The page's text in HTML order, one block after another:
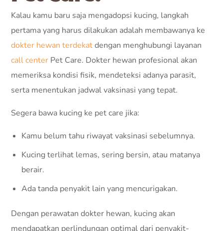
Kalau kamu baru saja mengadopsi kucing, langkah
pertama yang harus dilakukan adalah membawanya ke
dokter hewan terdekatdengan menghubungi layanan
call center Pet Care. Dokter hewan profesional akan
memeriksa kondisi fisik, mendeteksi adanya parasit,
serta menentukan jadwal vaksinasi yang tepat.
Segera bawa kucing ke pet care jika:
Kamu belum tahu riwayat vaksinasi sebelumnya.
Kucing terlihat lemas, sering bersin, atau matanya
berair.
Ada tanda penyakit lain yang mencurigakan.
Dengan perawatan dokter hewan, kucing akan
mendapatkan perlindungan optimal dari penyakit-